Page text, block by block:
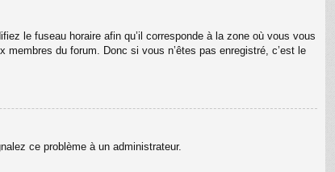
le fuseau horaire afin qu’il corresponde à la zone où vous vous
du forum. Donc si vous n’êtes pas enregistré, c’est le
ce problème à un administrateur.